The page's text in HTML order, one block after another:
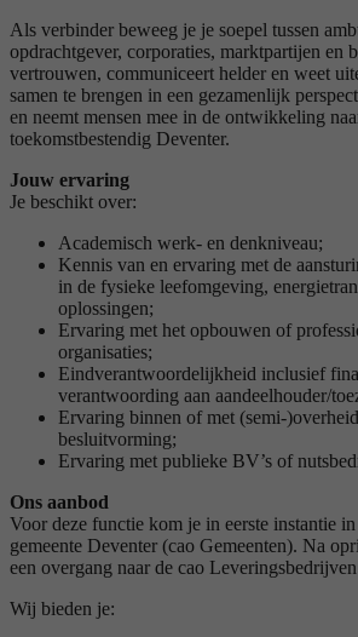
Als verbinder beweeg je je soepel tussen
opdrachtgever, corporaties, marktpartijen en
vertrouwen, communiceert helder en weet
samen te brengen in een gezamenlijk
en neemt mensen mee in de ontwikkeling
toekomstbestendig Deventer.
Jouw ervaring
Je beschikt over:
Academisch werk‑ en denkniveau;
Kennis van en ervaring met de
in de fysieke leefomgeving,
oplossingen;
Ervaring met het opbouwen of
organisaties;
Eindverantwoordelijkheid inclusief
verantwoording aan aandeelhouder/
Ervaring binnen of met (semi-
besluitvorming;
Ervaring met publieke BV’s of
Ons aanbod
Voor deze functie kom je in eerste instantie
gemeente Deventer (cao Gemeenten). Na
een overgang naar de cao
Wij bieden je: